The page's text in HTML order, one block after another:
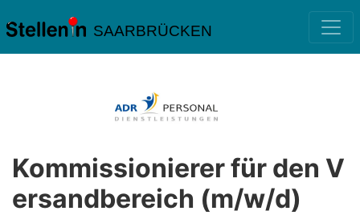
SAARBRÜCKEN
Kommissionierer für den V
ersandbereich (m/w/d)